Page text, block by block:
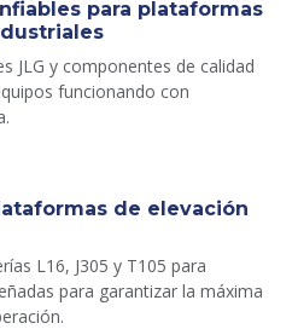
para plataformas
JLG y componentes de calidad
funcionando con
de elevación
L16, J305 y T105 para
para garantizar la máxima